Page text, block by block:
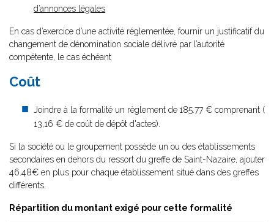
d’annonces légales
En cas d’exercice d’une activité réglementée, fournir un justificatif du
changement de dénomination sociale délivré par l’autorité
compétente, le cas échéant
Coût
Joindre à la formalité un règlement de185.77 € comprenant (
13,16 € de coût de dépôt d'actes).
Si la société ou le groupement possède un ou des établissements
secondaires en dehors du ressort du greffe de Saint-Nazaire, ajouter
46.48€ en plus pour chaque établissement situé dans des greffes
différents.
Répartition du montant exigé pour cette formalité